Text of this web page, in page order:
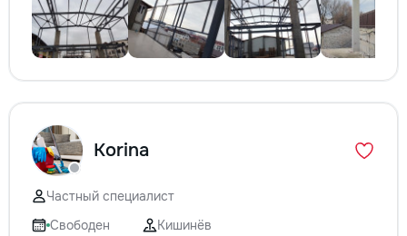
Korina
Частный специалист
Свободен
Кишинёв